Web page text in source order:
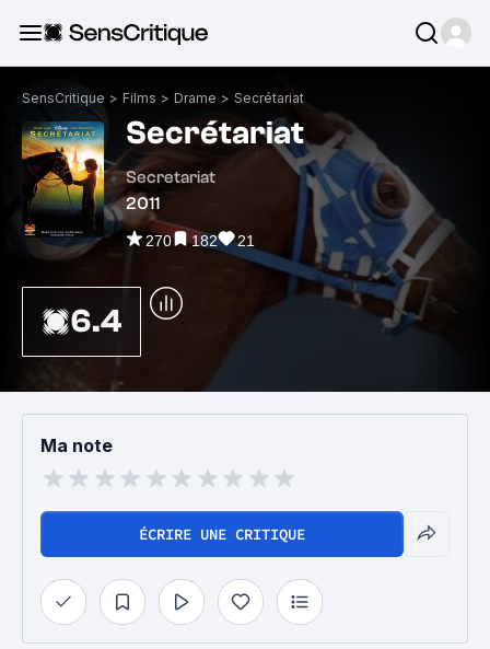
SensCritique > Films > Drame > Secrétariat
Secrétariat
Secretariat
2011
270 182 21
6.4
Ma note
ÉCRIRE UNE CRITIQUE